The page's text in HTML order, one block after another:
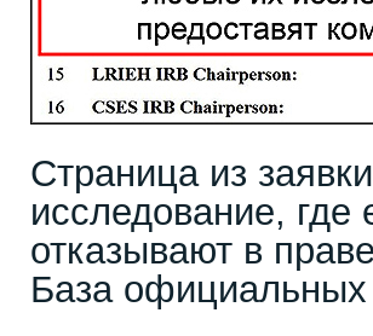
Страница из
исследование, где
отказывают в
База